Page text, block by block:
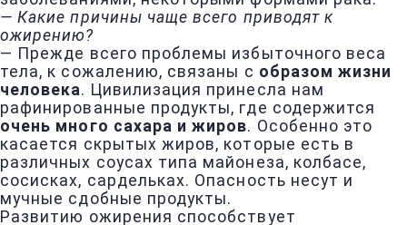
— Какие причины чаще всего приводят к
ожирению?
— Прежде всего проблемы избыточного веса
тела, к сожалению, связаны с образом жизни
человека. Цивилизация принесла нам
рафинированные продукты, где содержится
очень много сахара и жиров. Особенно это
касается скрытых жиров, которые есть в
различных соусах типа майонеза, колбасе,
сосисках, сардельках. Опасность несут и
мучные сдобные продукты.
Развитию ожирения способствует